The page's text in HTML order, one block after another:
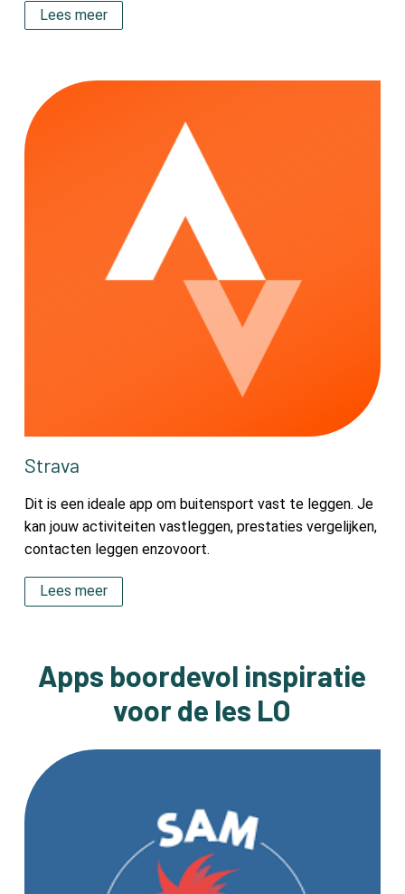
Lees meer
Strava
Dit is een ideale app om buitensport vast te leggen. Je
kan jouw activiteiten vastleggen, prestaties vergelijken,
contacten leggen enzovoort.
Lees meer
Apps boordevol inspiratie
voor de les LO